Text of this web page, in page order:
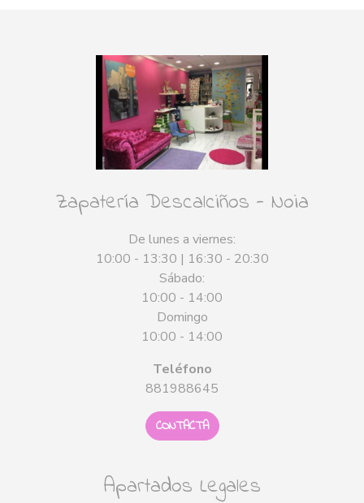
Zapatería Descalciños - Noia
De lunes a viernes:
10:00 - 13:30 | 16:30 - 20:30
Sábado:
10:00 - 14:00
Domingo
10:00 - 14:00
Teléfono
881988645
CONTACTA
Apartados Legales